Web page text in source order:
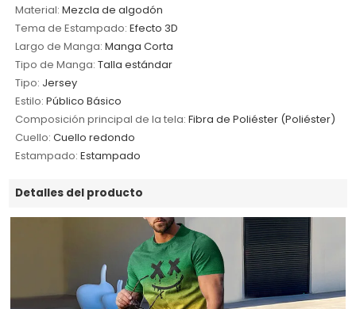
Material: Mezcla de algodón
Tema de Estampado: Efecto 3D
Largo de Manga: Manga Corta
Tipo de Manga: Talla estándar
Tipo: Jersey
Estilo: Público Básico
Composición principal de la tela: Fibra de Poliéster (Poliéster)
Cuello: Cuello redondo
Estampado: Estampado
Detalles del producto